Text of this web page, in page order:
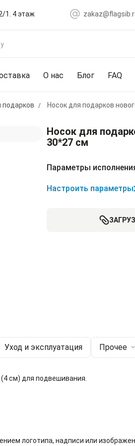
1. 4 этаж
О нас Блог FAQ
подарков Носок для подарков
Носок для
30*27 см
Параметры
Настроить параметры
Уход и эксплуатация Прочее
см) для подвешивания.
логотипа, надписи или